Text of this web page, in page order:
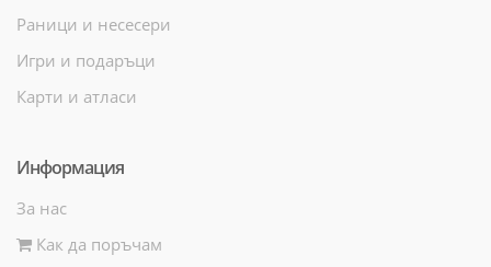
Раници и несесери
Игри и подаръци
Карти и атласи
Информация
За нас
Как да поръчам